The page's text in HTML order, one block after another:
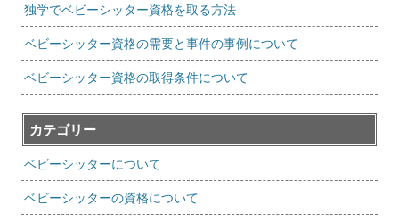
独学でベビーシッター資格を取る方法
ベビーシッター資格の需要と事件の事例について
ベビーシッター資格の取得条件について
カテゴリー
ベビーシッターについて
ベビーシッターの資格について